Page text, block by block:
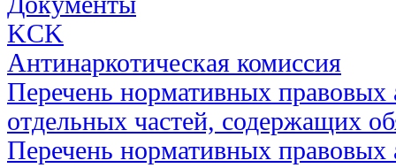
KCK
Антинаркотическая комиссия
Перечень нормативных правовых
отдельных частей, содержащих
Перечень нормативных правовых